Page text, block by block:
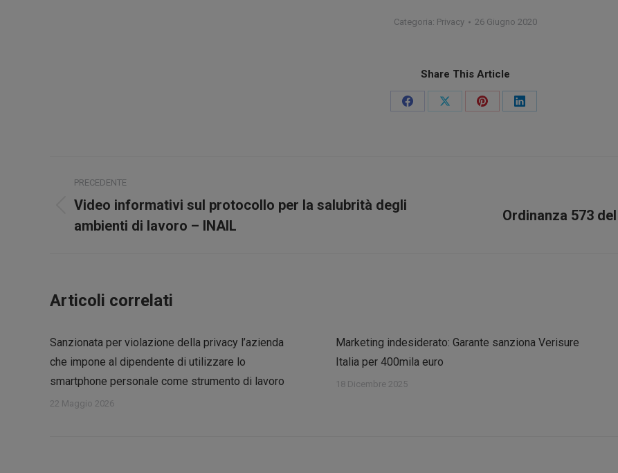
Categoria: Privacy 26 Giugno 2020
Share This Article
CondividiCondividiCondividiCondividi
tra
PRECEDENTE
Post
precedente:
Video informativi sul protocollo per la salubrità degli
ambienti di lavoro – INAIL
Prossimo
Ordinanza 573
Articoli correlati
Sanzionata per violazione della privacy l’azienda
che impone al dipendente di utilizzare lo
smartphone personale come strumento di lavoro
22 Maggio 2026
Marketing indesiderato: Garante sanziona Verisure
Italia per 400mila euro
18 Dicembre 2025